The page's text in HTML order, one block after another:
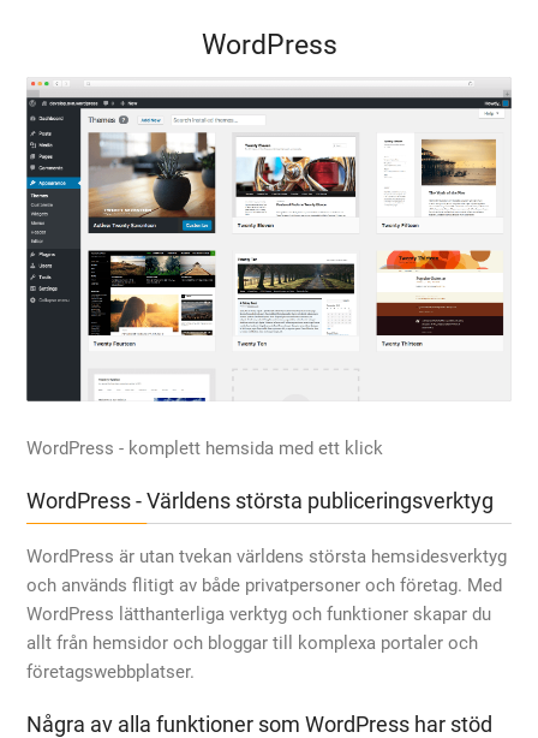
WordPress
WordPress - komplett hemsida med ett klick
WordPress - Världens största publiceringsverktyg
WordPress är utan tvekan världens största hemsidesverktyg
och används flitigt av både privatpersoner och företag. Med
WordPress lätthanterliga verktyg och funktioner skapar du
allt från hemsidor och bloggar till komplexa portaler och
företagswebbplatser.
Några av alla funktioner som WordPress har stöd